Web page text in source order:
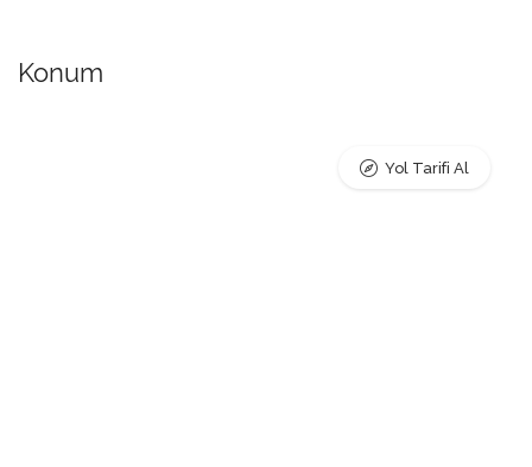
Konum
Yol Tarifi Al